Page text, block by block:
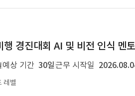
경진대회 AI 및 비전 인식 멘
예상 기간 30일 근무 시작일
레벨